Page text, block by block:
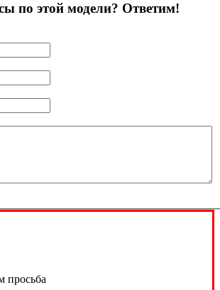
по этой модели? Ответим!
просьба